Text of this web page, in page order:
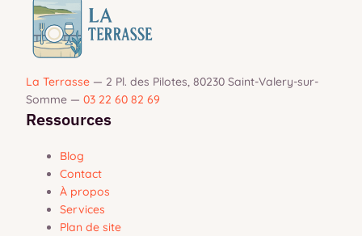
La Terrasse — 2 Pl. des Pilotes, 80230 Saint-Valery-sur-
Somme — 03 22 60 82 69
Ressources
Blog
Contact
À propos
Services
Plan de site